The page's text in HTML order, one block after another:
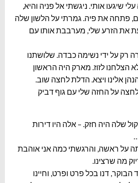
שיגעו אותי. ניגשתי אל פניה והיא,
פתחה את פיה. גמרתי על הלשון שלה
את הזרע שלי, מערבבת אותו עם
רק על ידי נשימה כבדה. שלושתנו
הצלחנו לזוז. מארק היה הראשון
אלינו ויצא. הדלת לחצה שוב.
על החזה שלי עם גוף דביק
שלה היה חזק. – אלה היו דירות
על ראשה, והרגשתי כמה אני אוהבת
מה שרצינו.
דנו בכל פרט ופרט, וחיינו